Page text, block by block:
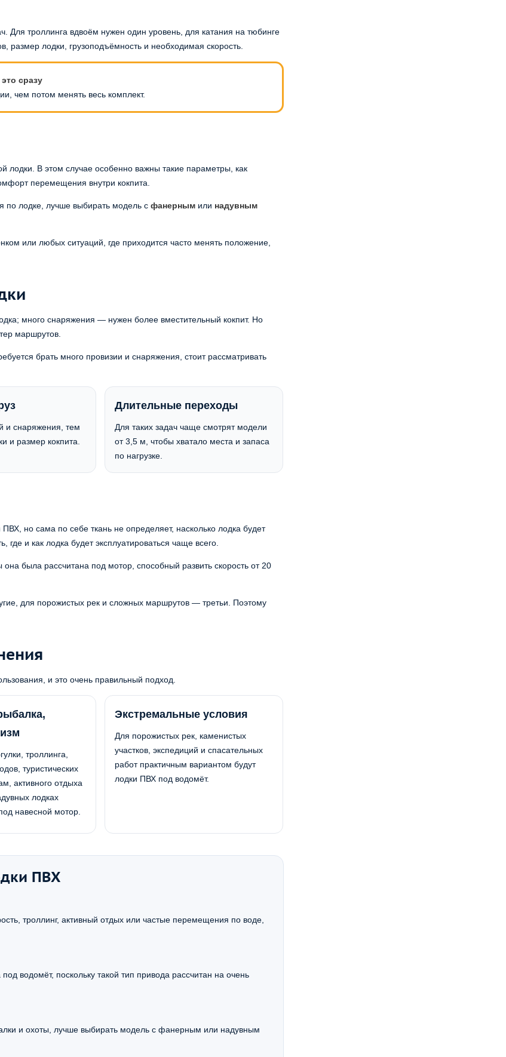
троллинга вдвоём нужен один уровень, для катания на тюбинге
лодки, грузоподъёмность и необходимая скорость.
сразу
чем потом менять весь комплект.
лодки. В этом случае особенно важны такие параметры, как
перемещения внутри кокпита.
по лодке, лучше выбирать модель с фанерным или надувным
или любых ситуаций, где приходится часто менять положение,
много снаряжения — нужен более вместительный кокпит. Но
маршрутов.
брать много провизии и снаряжения, стоит рассматривать
и снаряжения, тем
и размер кокпита.
Длительные переходы
Для таких задач чаще смотрят модели
от 3,5 м, чтобы хватало места и запаса
по нагрузке.
но сама по себе ткань не определяет, насколько лодка будет
и как лодка будет эксплуатироваться чаще всего.
была рассчитана под мотор, способный развить скорость от 20
для порожистых рек и сложных маршрутов — третьи. Поэтому
и это очень правильный подход.
троллинга,
туристических
активного отдыха
лодках
навесной мотор.
Экстремальные условия
Для порожистых рек, каменистых
участков, экспедиций и спасательных
работ практичным вариантом будут
лодки ПВХ под водомёт.
ПВХ
троллинг, активный отдых или частые перемещения по воде,
водомёт, поскольку такой тип привода рассчитан на очень
и охоты, лучше выбирать модель с фанерным или надувным